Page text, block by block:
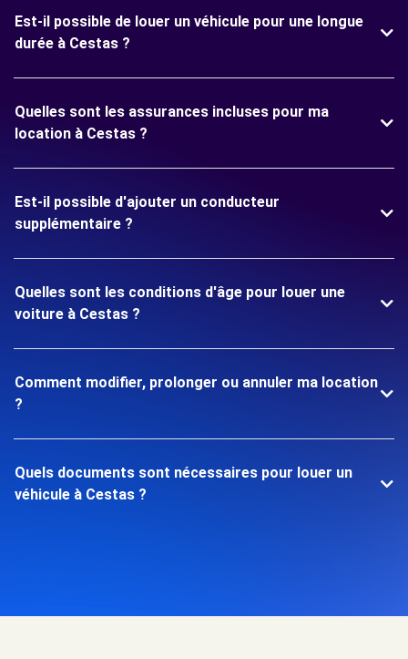
Est-il possible de louer un véhicule pour une longue
durée à Cestas ?
Quelles sont les assurances incluses pour ma
location à Cestas ?
Est-il possible d'ajouter un conducteur
supplémentaire ?
Quelles sont les conditions d'âge pour louer une
voiture à Cestas ?
Comment modifier, prolonger ou annuler ma location
?
Quels documents sont nécessaires pour louer un
véhicule à Cestas ?